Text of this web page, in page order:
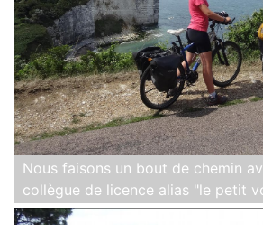
Nous faisons un bout de chemin
collègue de licence alias "le petit